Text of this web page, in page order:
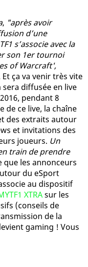
, "après avoir
d’une
s’associe avec la
son 1er tournoi
of Warcraft',
Et ça va venir très vite
diffusée en live
pendant 8
de ce live, la chaîne
des extraits autour
et invitations des
joueurs. Un
train de prendre
que les annonceurs
du eSport
au dispositif
XTRAsur les
(conseils de
de la
gaming ! Vous